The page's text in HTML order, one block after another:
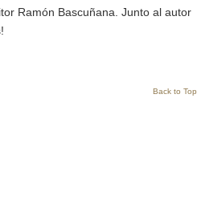
Ramón Bascuñana. Junto al autor
Back to Top